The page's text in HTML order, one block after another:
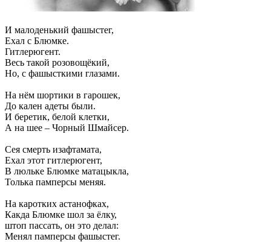
И малоденький фашыстег,
Ехал с Блюмке.
Гитлерюгент.
Весь такой розовощёкий,
Но, с фашысткими глазами.
На нём шортики в гарошек,
До кален адеты были.
И беретик, белой клетки,
А на шее – Чорный Шмайсер.
Сея смерть изафтамата,
Ехал этот гитлерюгент,
В люльке Блюмке матацыкла,
Толька памперсы меняя.
На каротких астанофках,
Какда Блюмке шол за ёлку,
штоп пассать, он это делал:
Менял памперсы фашыстег.